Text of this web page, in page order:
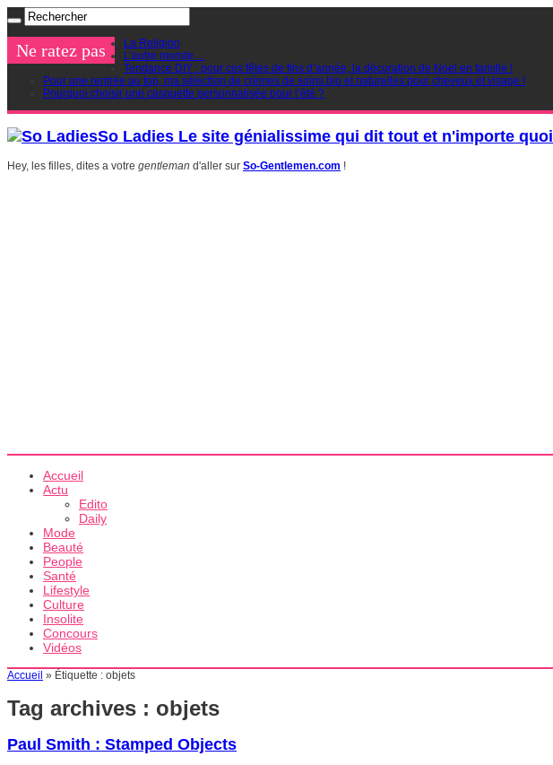
Ne ratez pas
La Religion
L’autre monde…
Tendance DIY : pour ces fêtes de fins d’année, la décoration de Noel en famille !
Pour une rentrée au top, ma sélection de crèmes de soins bio et naturelles pour cheveux et visage !
Pourquoi choisir une casquette personnalisée pour l’été ?
So Ladies Le site génialissime qui dit tout et n'importe quoi
Hey, les filles, dites a votre gentleman d'aller sur So-Gentlemen.com !
Accueil
Actu
Edito
Daily
Mode
Beauté
People
Santé
Lifestyle
Culture
Insolite
Concours
Vidéos
Accueil » Étiquette : objets
Tag archives : objets
Paul Smith : Stamped Objects